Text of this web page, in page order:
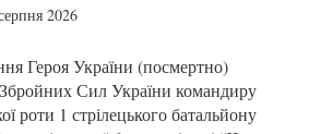
2026
Героя України (посмертно)
Сил України командиру
роти 1 стрілецького батальйону